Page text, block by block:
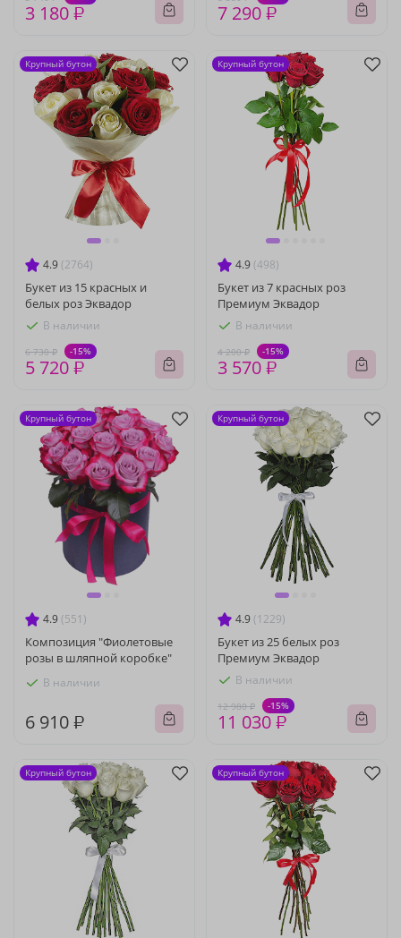
3 180 ₽ 7 290 ₽
4.9 (2764)
Букет из 15 красных и
белых роз Эквадор
В наличии
6 730 ₽ -15%
5 720 ₽
Крупный бутон
4.9 (498)
Букет из 7 красных роз
Премиум Эквадор
В наличии
4 200 ₽ -15%
3 570 ₽
Крупный бутон
4.9 (551)
Композиция "Фиолетовые
розы в шляпной коробке"
В наличии
6 910 ₽
Крупный бутон
4.9 (1229)
Букет из 25 белых роз
Премиум Эквадор
В наличии
12 980 ₽ -15%
11 030 ₽
Крупный бутон
Крупный бутон Крупный бутон